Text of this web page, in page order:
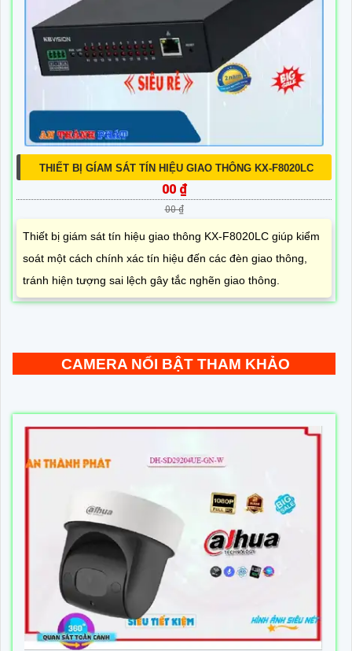
THIẾT BỊ GÍAM SÁT TÍN HIỆU GIAO THÔNG KX-F8020LC
00 ₫
00 ₫
Thiết bị giám sát tín hiệu giao thông KX-F8020LC giúp kiểm
soát một cách chính xác tín hiệu đến các đèn giao thông,
tránh hiện tượng sai lệch gây tắc nghẽn giao thông.
CAMERA NỔI BẬT THAM KHẢO